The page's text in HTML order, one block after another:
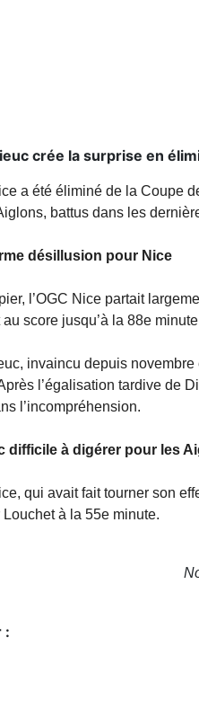
crée la surprise en
a été éliminé de la Coupe
battus dans les
désillusion pour Nice
l’OGC Nice partait
au score jusqu’à la 88e
invaincu depuis
l’égalisation tardive de
l’incompréhension.
difficile à digérer pour les
qui avait fait tourner son
Louchet à la 55e minute.
: